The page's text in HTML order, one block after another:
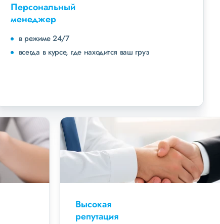
Персональный
менеджер
в режиме 24/7
всегда в курсе, где находится ваш груз